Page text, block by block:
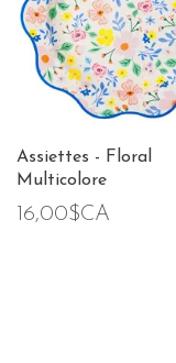
Assiettes - Floral
Multicolore
16,00$CA